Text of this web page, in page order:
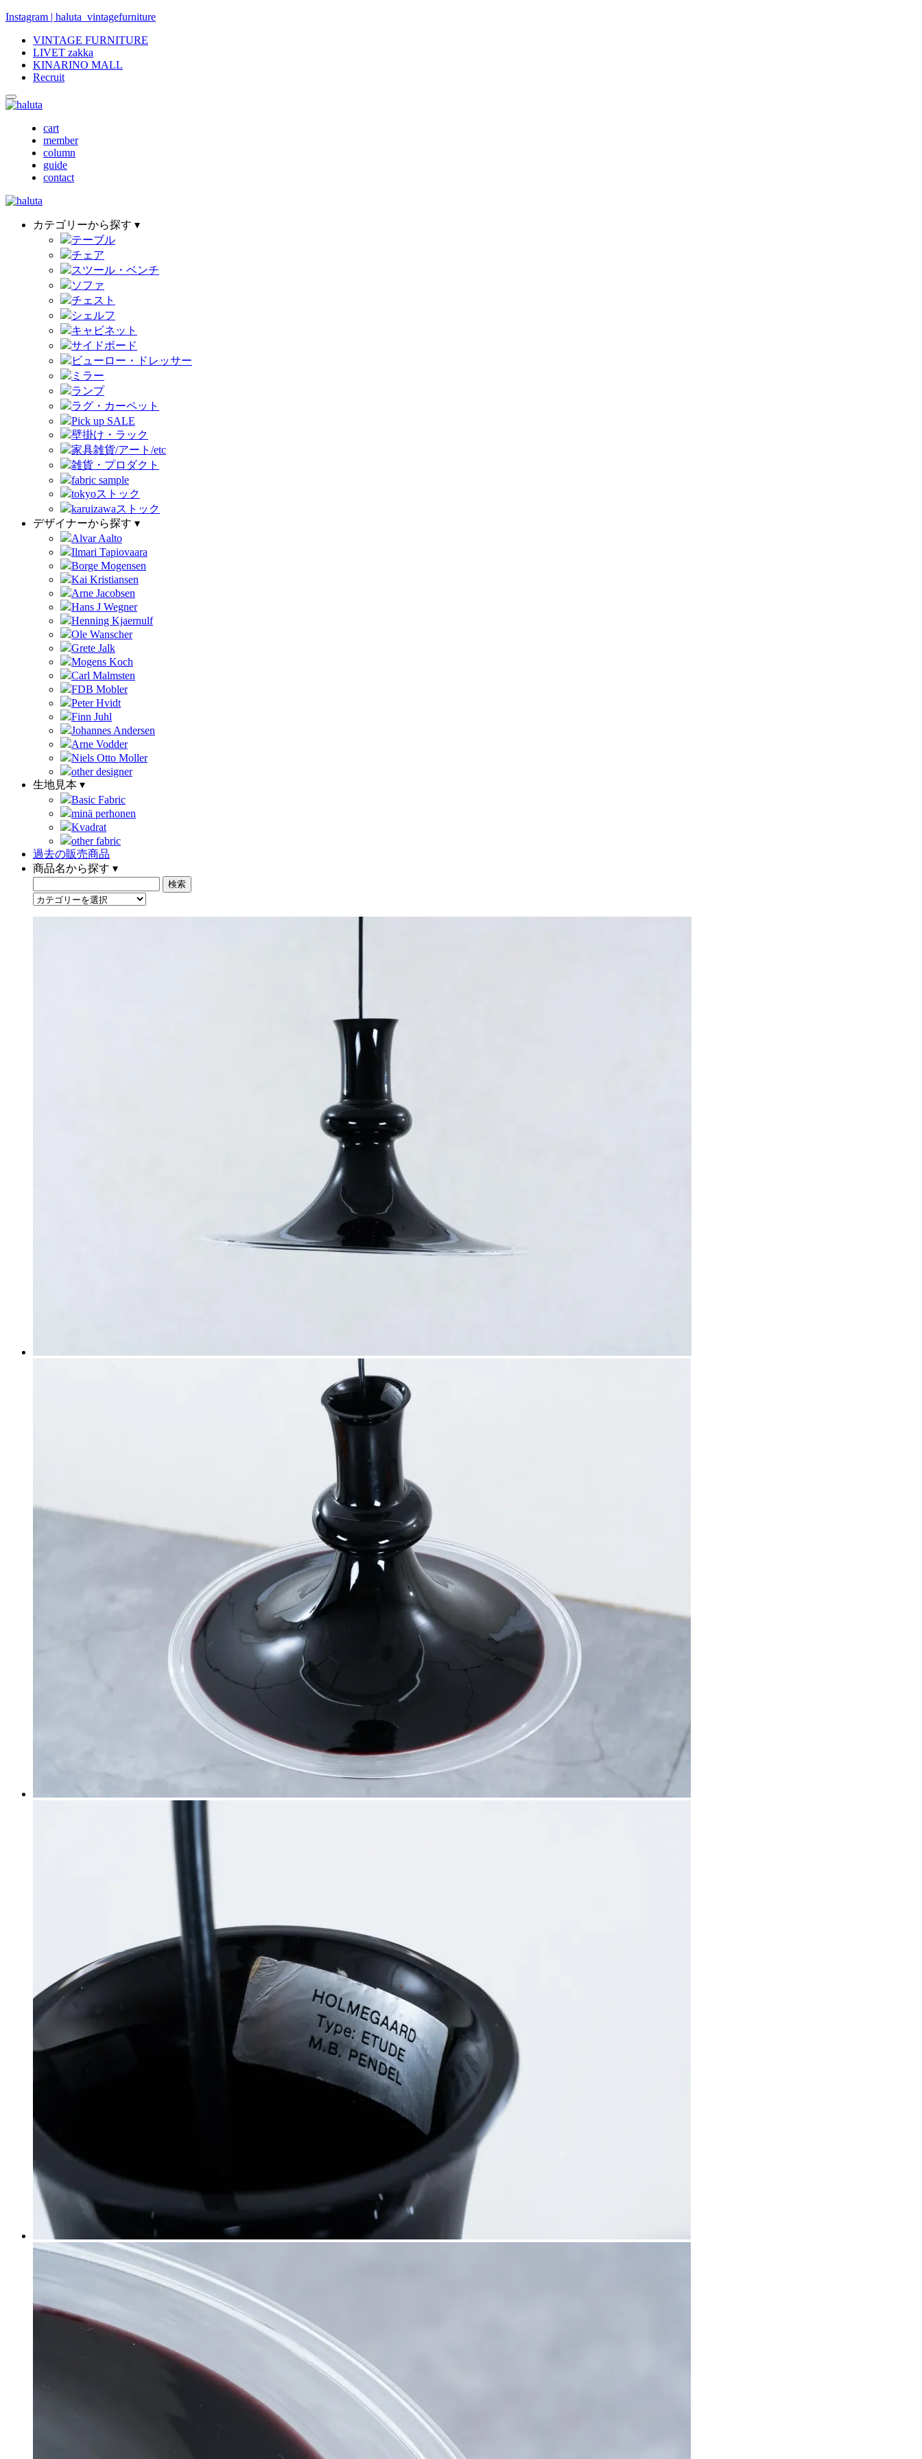
Instagram | haluta_vintagefurniture
VINTAGE FURNITURE
LIVET zakka
KINARINO MALL
Recruit
cart
member
column
guide
contact
カテゴリーから探す ▾
テーブル
チェア
スツール・ベンチ
ソファ
チェスト
シェルフ
キャビネット
サイドボード
ビューロー・ドレッサー
ミラー
ランプ
ラグ・カーペット
Pick up SALE
壁掛け・ラック
家具雑貨/アート/etc
雑貨・プロダクト
fabric sample
tokyoストック
karuizawaストック
デザイナーから探す ▾
Alvar Aalto
Ilmari Tapiovaara
Borge Mogensen
Kai Kristiansen
Arne Jacobsen
Hans J Wegner
Henning Kjaernulf
Ole Wanscher
Grete Jalk
Mogens Koch
Carl Malmsten
FDB Mobler
Peter Hvidt
Finn Juhl
Johannes Andersen
Arne Vodder
Niels Otto Moller
other designer
生地見本 ▾
Basic Fabric
minä perhonen
Kvadrat
other fabric
過去の販売商品
商品名から探す ▾